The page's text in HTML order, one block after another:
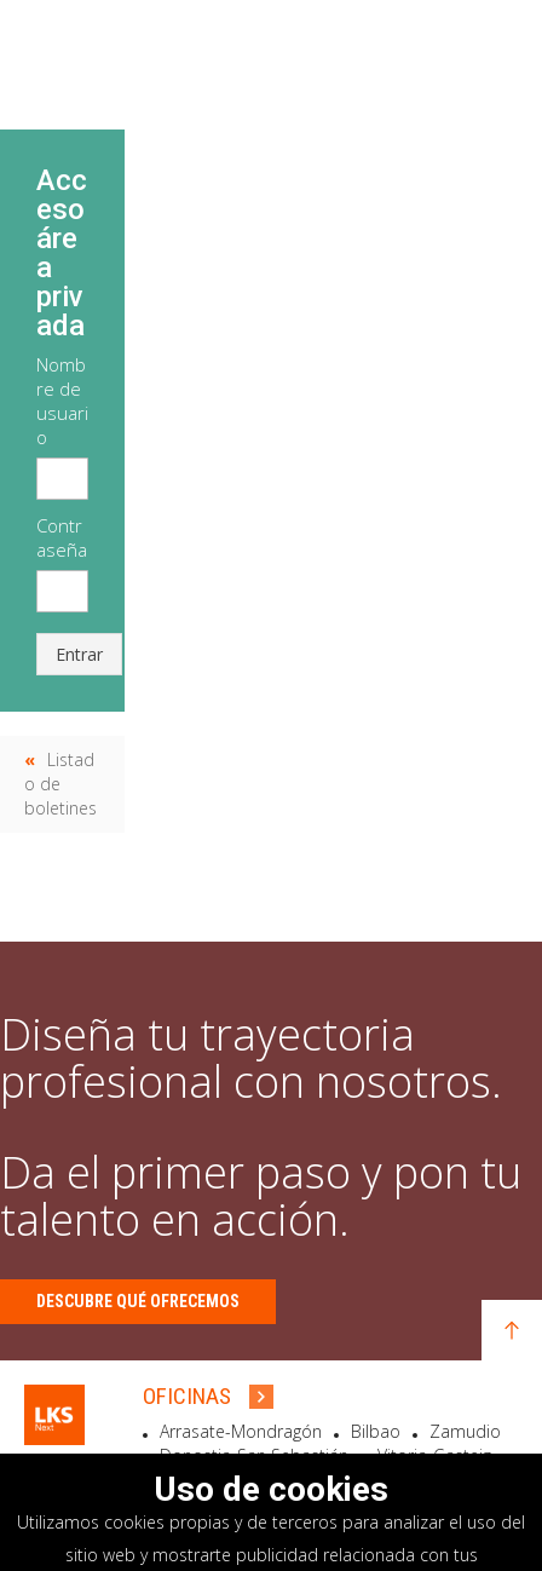
Acc
eso
áre
a
priv
ada
Nomb
re de
usuari
o
Contr
aseña
Entrar
Listad
o de
boletines
Diseña tu trayectoria
profesional con nosotros.
Da el primer paso y pon tu
talento en acción.
DESCUBRE QUÉ OFRECEMOS
OFICINAS
Arrasate-Mondragón Bilbao
Zamudio
Donostia-San Sebastián
Vitoria-Gasteiz
Madrid
El Astillero Bidart
SEDE SOCIAL
Uso de cookies
Utilizamos cookies propias y de terceros para analizar el uso del
sitio web y mostrarte publicidad relacionada con tus